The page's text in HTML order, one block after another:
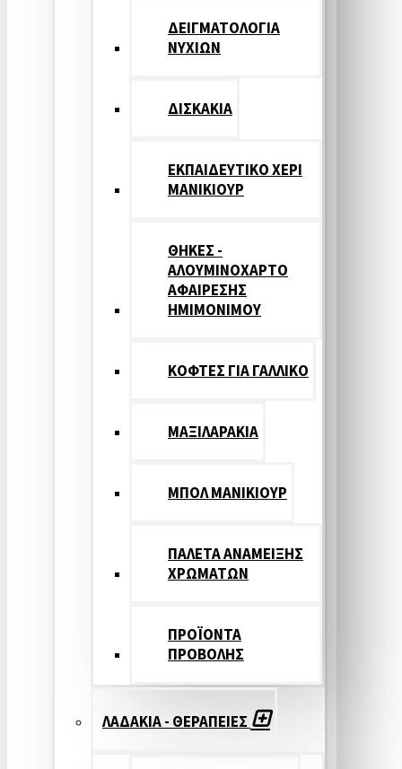
ΔΕΙΓΜΑΤΟΛΟΓΙΑ
ΝΥΧΙΩΝ
ΔΙΣΚΑΚΙΑ
ΕΚΠΑΙΔΕΥΤΙΚΟ ΧΕΡΙ
ΜΑΝΙΚΙΟΥΡ
ΘΗΚΕΣ -
ΑΛΟΥΜΙΝΟΧΑΡΤΟ
ΑΦΑΙΡΕΣΗΣ
ΗΜΙΜΟΝΙΜΟΥ
ΚΟΦΤΕΣ ΓΙΑ ΓΑΛΛΙΚΟ
ΜΑΞΙΛΑΡΑΚΙΑ
ΜΠΟΛ ΜΑΝΙΚΙΟΥΡ
ΠΑΛΕΤΑ ΑΝΑΜΕΙΞΗΣ
ΧΡΩΜΑΤΩΝ
ΠΡΟΪΟΝΤΑ
ΠΡΟΒΟΛΗΣ
ΛΑΔΑΚΙΑ - ΘΕΡΑΠΕΙΕΣ